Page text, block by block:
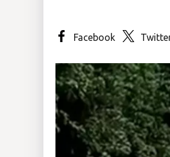
Multimedia
Facebook